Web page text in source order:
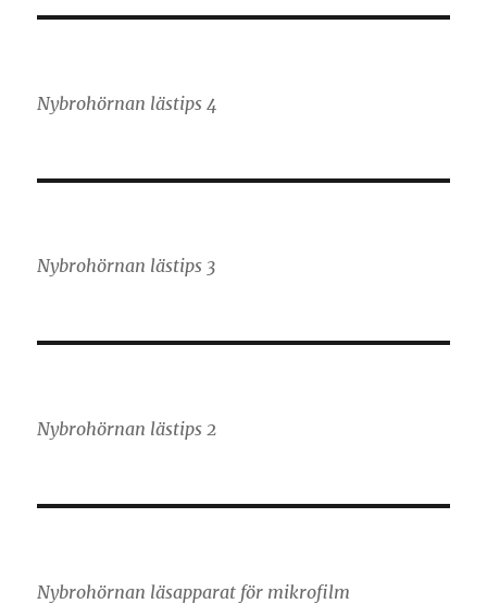
Nybrohörnan lästips 4
Nybrohörnan lästips 3
Nybrohörnan lästips 2
Nybrohörnan läsapparat för mikrofilm